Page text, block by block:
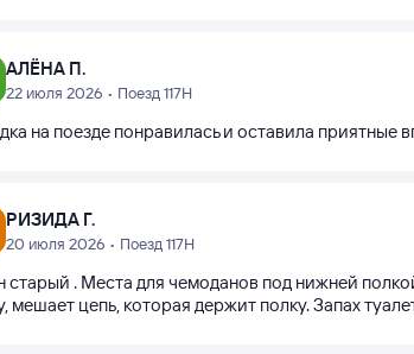
АЛЁНА П.
22 июля 2026 • Поезд 117Н
на поезде понравилась и оставила приятные
РИЗИДА Г.
20 июля 2026 • Поезд 117Н
старый . Места для чемоданов под нижней
мешает цепь, которая держит полку. Запах